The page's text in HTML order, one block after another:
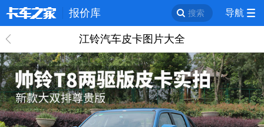
报价库 搜索 导航
回 江铃汽车皮卡图片大全